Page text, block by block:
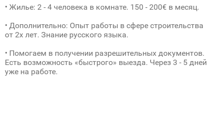
• Жилье: 2 - 4 человека в комнате. 150 - 200€ в месяц.
• Дополнительно: Опыт работы в сфере строительства
от 2х лет. Знание русского языка.
• Помогаем в получении разрешительных документов.
Есть возможность «быстрого» выезда. Через 3 - 5 дней
уже на работе.